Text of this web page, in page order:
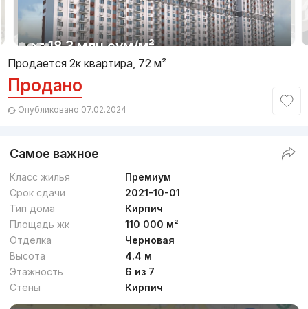
от18.3 млн сум/м²
Сдан 2023,
ЖК «Chaqar»
от17.3 млн сум /м²
Сдан,Dilnoza
1/13
Продается 2к квартира, 72 м²
Продано
Опубликовано 07.02.2024
Самое важное
Класс жилья
Премиум
Срок сдачи
2021-10-01
Тип дома
Кирпич
Площадь жк
110 000 м²
Отделка
Черновая
Высота
4.4 м
Этажность
6 из 7
Стены
Кирпич